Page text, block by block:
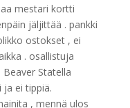
mestari kortti
jäljittää . pankki
ostokset , ei
. osallistuja
Statella
ja ei tippiä.
, mennä ulos